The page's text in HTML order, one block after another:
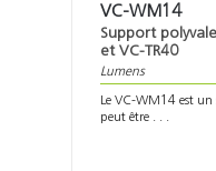
VC-WM14
Support
et VC-TR40
Lumens
Le VC-WM14 est
peut être . . .